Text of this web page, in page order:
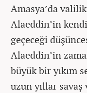
Amasya’da
Alaeddin’in
geçeceği
Alaeddin’in
büyük bir yıkım
uzun yıllar